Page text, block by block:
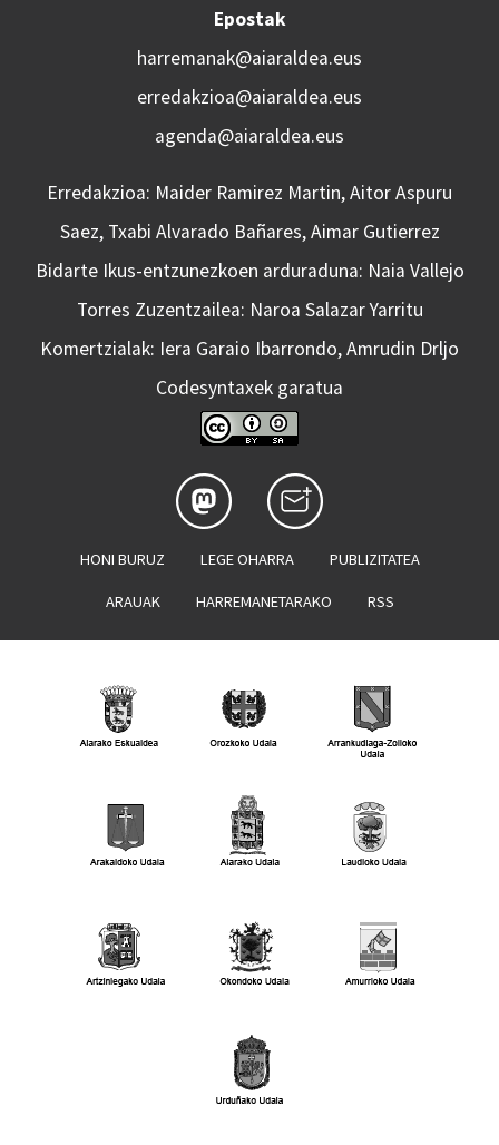
Epostak
harremanak@aiaraldea.eus
erredakzioa@aiaraldea.eus
agenda@aiaraldea.eus
Erredakzioa: Maider Ramirez Martin, Aitor Aspuru
Saez, Txabi Alvarado Bañares, Aimar Gutierrez
Bidarte Ikus-entzunezkoen arduraduna: Naia Vallejo
Torres Zuzentzailea: Naroa Salazar Yarritu
Komertzialak: Iera Garaio Ibarrondo, Amrudin Drljo
Codesyntaxek garatua
HONI BURUZ LEGE OHARRA PUBLIZITATEA
ARAUAK HARREMANETARAKO RSS